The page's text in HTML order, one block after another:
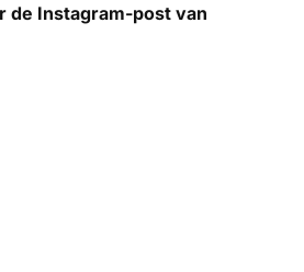
de Instagram-post van